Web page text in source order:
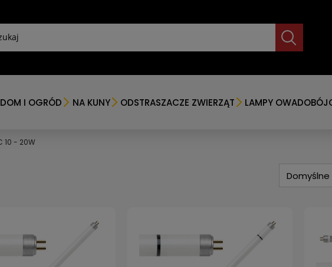
DOM I OGRÓD NA KUNY ODSTRASZACZE ZWIERZĄT LAMPY
10 - 20W